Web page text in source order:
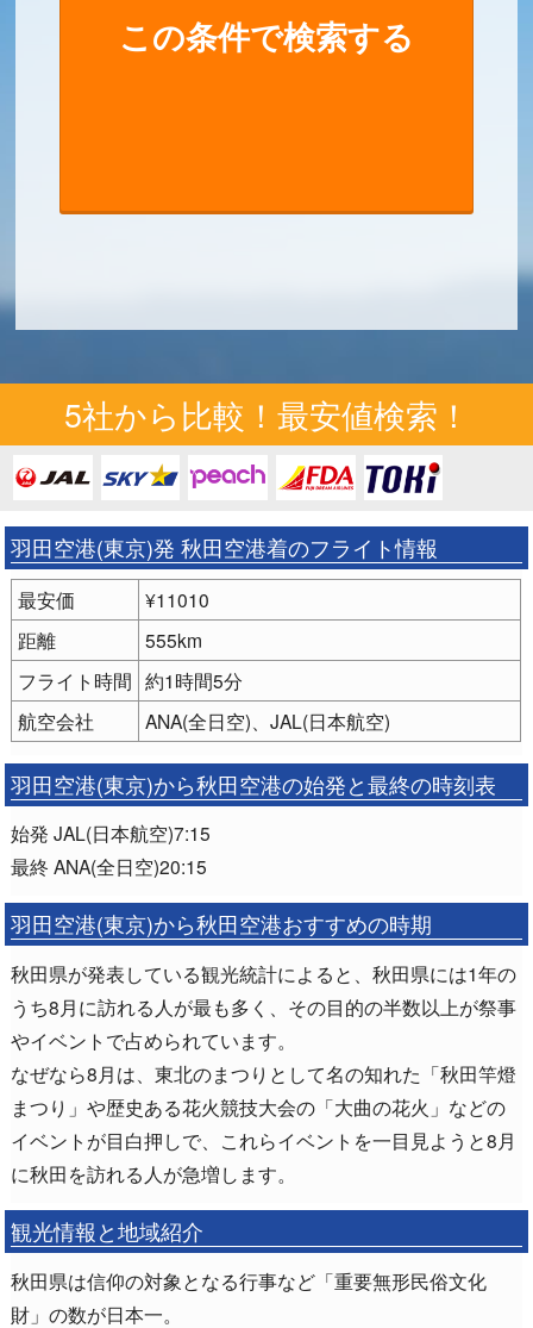
5社から比較！最安値検索！
羽田空港(東京)発 秋田空港着のフライト情報
最安価
¥11010
距離
555km
フライト時間 約1時間5分
航空会社
ANA(全日空)、JAL(日本航空)
羽田空港(東京)から秋田空港の始発と最終の時刻表
始発 JAL(日本航空)7:15
最終 ANA(全日空)20:15
羽田空港(東京)から秋田空港おすすめの時期
秋田県が発表している観光統計によると、秋田県には1年の
うち8月に訪れる人が最も多く、その目的の半数以上が祭事
やイベントで占められています。
なぜなら8月は、東北のまつりとして名の知れた「秋田竿燈
まつり」や歴史ある花火競技大会の「大曲の花火」などの
イベントが目白押しで、これらイベントを一目見ようと8月
に秋田を訪れる人が急増します。
観光情報と地域紹介
秋田県は信仰の対象となる行事など「重要無形民俗文化
財」の数が日本一。